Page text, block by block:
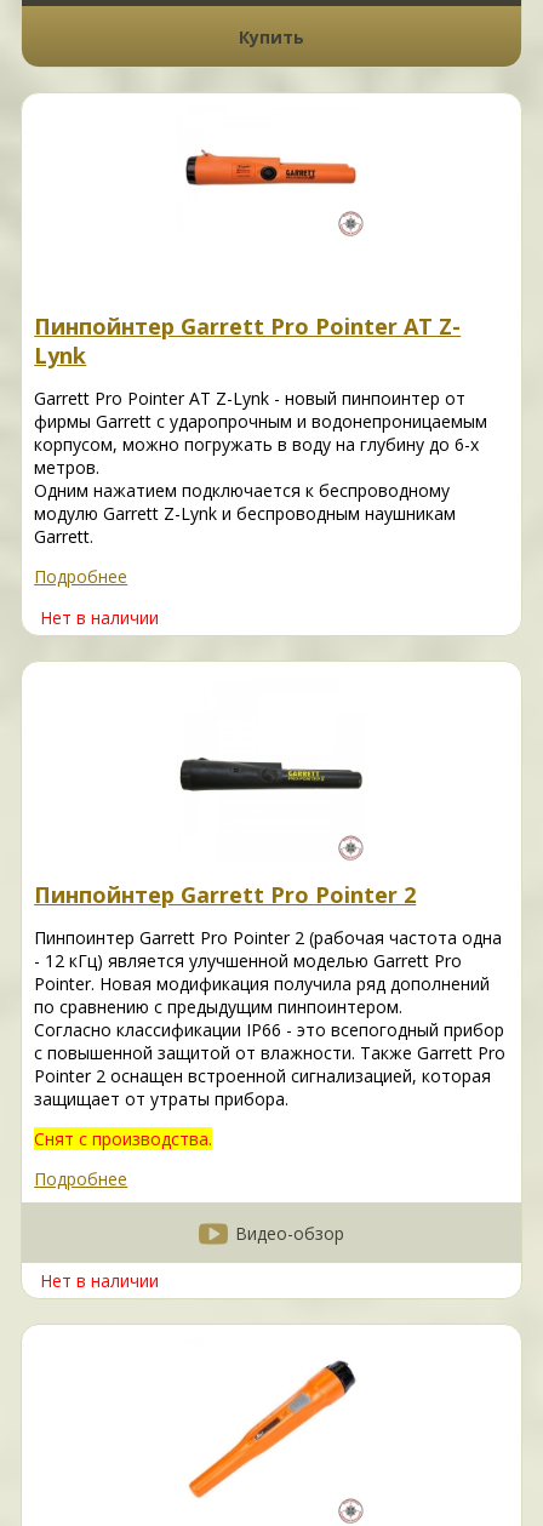
Купить
Пинпойнтер Garrett Pro Pointer AT Z-
Lynk
Garrett Pro Pointer AT Z-Lynk - новый пинпоинтер от
фирмы Garrett с ударопрочным и водонепроницаемым
корпусом, можно погружать в воду на глубину до 6-х
метров.
Одним нажатием подключается к беспроводному
модулю Garrett Z-Lynk и беспроводным наушникам
Garrett.
Подробнее
Нет в наличии
Пинпойнтер Garrett Pro Pointer 2
Пинпоинтер Garrett Pro Pointer 2 (рабочая частота одна
- 12 кГц) является улучшенной моделью Garrett Pro
Pointer. Новая модификация получила ряд дополнений
по сравнению с предыдущим пинпоинтером.
Согласно классификации IP66 - это всепогодный прибор
с повышенной защитой от влажности. Также Garrett Pro
Pointer 2 оснащен встроенной сигнализацией, которая
защищает от утраты прибора.
Снят с производства.
Подробнее
Видео-обзор
Нет в наличии